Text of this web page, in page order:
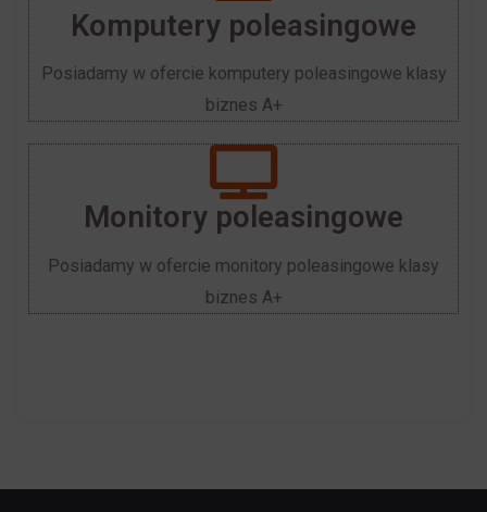
Komputery poleasingowe
Posiadamy w ofercie komputery poleasingowe klasy
biznes A+
Monitory poleasingowe
Posiadamy w ofercie monitory poleasingowe klasy
biznes A+
zachowań
użytkowników
mogą
przechowywane
celach
analitycznych
(np.
Zarządza
internetowe
celu
zapamiętania
preferencji,
danych
logowania
działań.
Istnieją
sesyjne